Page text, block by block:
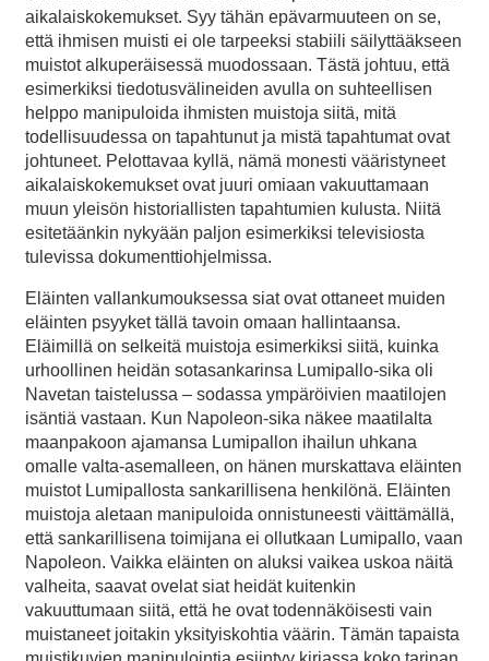
aikalaiskokemukset. Syy tähän epävarmuuteen on se,
että ihmisen muisti ei ole tarpeeksi stabiili säilyttääkseen
muistot alkuperäisessä muodossaan. Tästä johtuu, että
esimerkiksi tiedotusvälineiden avulla on suhteellisen
helppo manipuloida ihmisten muistoja siitä, mitä
todellisuudessa on tapahtunut ja mistä tapahtumat ovat
johtuneet. Pelottavaa kyllä, nämä monesti vääristyneet
aikalaiskokemukset ovat juuri omiaan vakuuttamaan
muun yleisön historiallisten tapahtumien kulusta. Niitä
esitetäänkin nykyään paljon esimerkiksi televisiosta
tulevissa dokumenttiohjelmissa.
Eläinten vallankumouksessa siat ovat ottaneet muiden
eläinten psyyket tällä tavoin omaan hallintaansa.
Eläimillä on selkeitä muistoja esimerkiksi siitä, kuinka
urhoollinen heidän sotasankarinsa Lumipallo-sika oli
Navetan taistelussa – sodassa ympäröivien maatilojen
isäntiä vastaan. Kun Napoleon-sika näkee maatilalta
maanpakoon ajamansa Lumipallon ihailun uhkana
omalle valta-asemalleen, on hänen murskattava eläinten
muistot Lumipallosta sankarillisena henkilönä. Eläinten
muistoja aletaan manipuloida onnistuneesti väittämällä,
että sankarillisena toimijana ei ollutkaan Lumipallo, vaan
Napoleon. Vaikka eläinten on aluksi vaikea uskoa näitä
valheita, saavat ovelat siat heidät kuitenkin
vakuuttumaan siitä, että he ovat todennäköisesti vain
muistaneet joitakin yksityiskohtia väärin. Tämän tapaista